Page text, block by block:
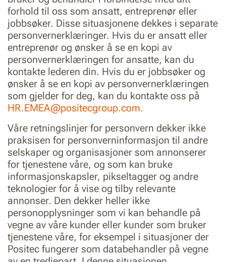
forhold til oss som ansatt, entreprenør eller
jobbsøker. Disse situasjonene dekkes i separate
personvernerklæringer. Hvis du er ansatt eller
entreprenør og ønsker å se en kopi av
personvernerklæringen for ansatte, kan du
kontakte lederen din. Hvis du er jobbsøker og
ønsker å se en kopi av personvernerklæringen
som gjelder for deg, kan du kontakte oss på
HR.EMEA@positecgroup.com.
Våre retningslinjer for personvern dekker ikke
praksisen for personverninformasjon til andre
selskaper og organisasjoner som annonserer
for tjenestene våre, og som kan bruke
informasjonskapsler, pikseltagger og andre
teknologier for å vise og tilby relevante
annonser. Den dekker heller ikke
personopplysninger som vi kan behandle på
vegne av våre kunder eller kunder som bruker
tjenestene våre, for eksempel i situasjoner der
Positec fungerer som databehandler på vegne